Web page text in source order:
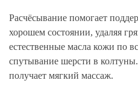
Расчёсывание помогает
хорошем состоянии, удаляя
естественные масла кожи по
спутывание шерсти в
получает мягкий массаж.